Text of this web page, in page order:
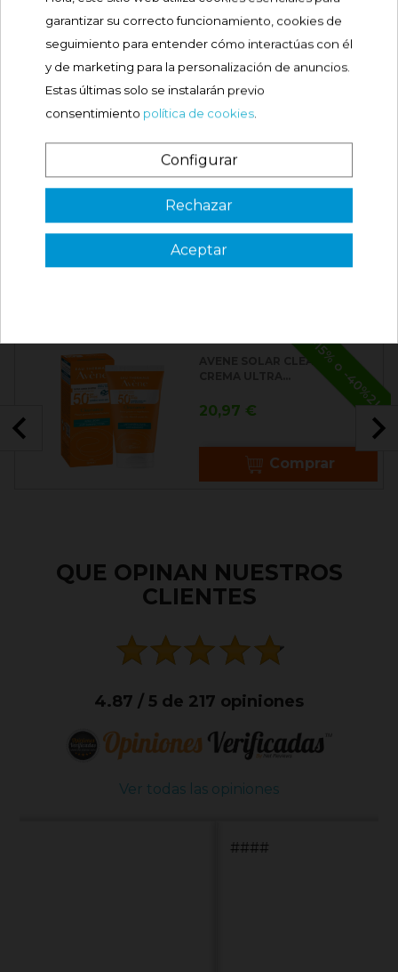
BISDIPHENYLTRIAZINE
TAPIOC
UTILIZACIÓN
PRECAUCIÓN
COMPOSICIONES
OPINIONES
-15% o -40%2U
AVENE SOLAR CLEANANCE
Precio
20,97 €
Comprar
QUE OPINAN NUESTROS
CLIENTES
4.87 / 5 de 217 opiniones
Ver todas las opiniones
¿Es tu primera vez? ¡SORPRESA!
VER CÓDIGO
3 €
garantizar su correcto funcionamiento, cookies de
seguimiento para entender cómo interactúas con él
y de marketing para la personalización de anuncios.
Estas últimas solo se instalarán previo
consentimiento política de cookies.
Configurar
Rechazar
Aceptar